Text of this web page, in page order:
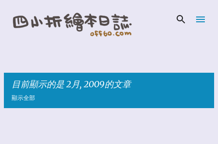
跳到主要內容
目前顯示的是 2月, 2009的文章
顯示全部